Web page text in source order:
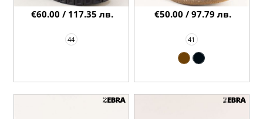
44
€60.00 / 117.35 лв.
41
€50.00 / 97.79 лв.